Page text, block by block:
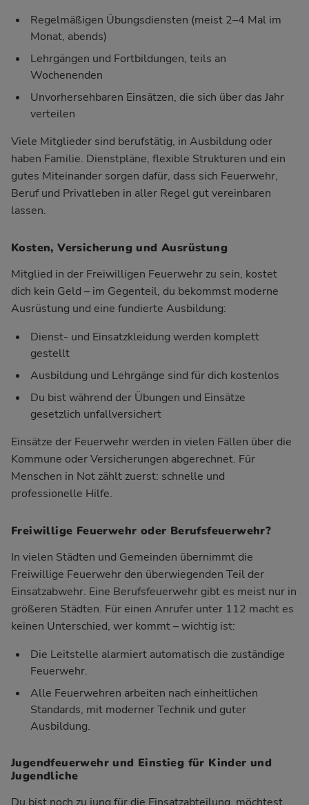
Regelmäßigen Übungsdiensten (meist 2–4 Mal im
Monat, abends)
Lehrgängen und Fortbildungen, teils an
Wochenenden
Unvorhersehbaren Einsätzen, die sich über das Jahr
verteilen
Viele Mitglieder sind berufstätig, in Ausbildung oder
haben Familie. Dienstpläne, flexible Strukturen und ein
gutes Miteinander sorgen dafür, dass sich Feuerwehr,
Beruf und Privatleben in aller Regel gut vereinbaren
lassen.
Kosten, Versicherung und Ausrüstung
Mitglied in der Freiwilligen Feuerwehr zu sein, kostet
dich kein Geld – im Gegenteil, du bekommst moderne
Ausrüstung und eine fundierte Ausbildung:
Dienst- und Einsatzkleidung werden komplett
gestellt
Ausbildung und Lehrgänge sind für dich kostenlos
Du bist während der Übungen und Einsätze
gesetzlich unfallversichert
Einsätze der Feuerwehr werden in vielen Fällen über die
Kommune oder Versicherungen abgerechnet. Für
Menschen in Not zählt zuerst: schnelle und
professionelle Hilfe.
Freiwillige Feuerwehr oder Berufsfeuerwehr?
In vielen Städten und Gemeinden übernimmt die
Freiwillige Feuerwehr den überwiegenden Teil der
Einsatzabwehr. Eine Berufsfeuerwehr gibt es meist nur in
größeren Städten. Für einen Anrufer unter 112 macht es
keinen Unterschied, wer kommt – wichtig ist:
Die Leitstelle alarmiert automatisch die zuständige
Feuerwehr.
Alle Feuerwehren arbeiten nach einheitlichen
Standards, mit moderner Technik und guter
Ausbildung.
Jugendfeuerwehr und Einstieg für Kinder und
Jugendliche